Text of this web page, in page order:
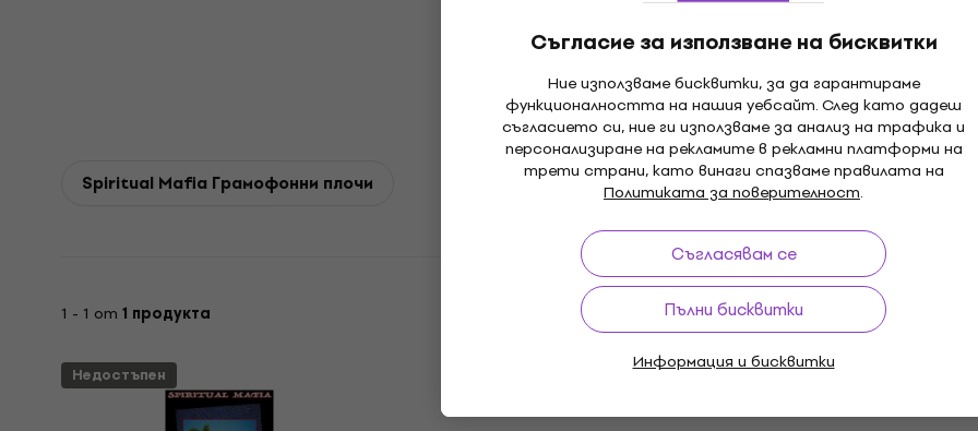
Съгласие за използване на бисквитки
Ние използваме бисквитки, за да гарантираме
функционалността на нашия уебсайт. След като дадеш
съгласието си, ние ги използваме за анализ на трафика и
персонализиране на рекламите в рекламни платформи на
трети страни, като винаги спазваме правилата на
Политиката за поверителност.
Съгласявам се
Пълни бисквитки
Информация и бисквитки
Spiritual Mafia Грамофонни плочи
1 - 1 от 1 продукта
Недостъпен